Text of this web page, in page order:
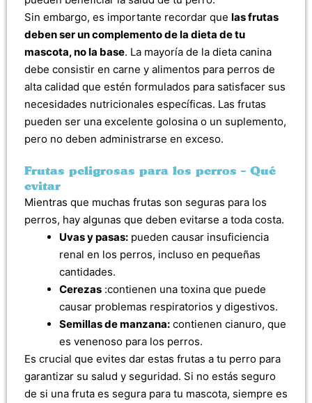
Sin embargo, es importante recordar que las frutas
deben ser un complemento de la dieta de tu
mascota, no la base. La mayoría de la dieta canina
debe consistir en carne y alimentos para perros de
alta calidad que estén formulados para satisfacer sus
necesidades nutricionales específicas. Las frutas
pueden ser una excelente golosina o un suplemento,
pero no deben administrarse en exceso.
Frutas peligrosas para los perros – Qué
evitar
Mientras que muchas frutas son seguras para los
perros, hay algunas que deben evitarse a toda costa.
Uvas y pasas: pueden causar insuficiencia
renal en los perros, incluso en pequeñas
cantidades.
Cerezas :contienen una toxina que puede
causar problemas respiratorios y digestivos.
Semillas de manzana: contienen cianuro, que
es venenoso para los perros.
Es crucial que evites dar estas frutas a tu perro para
garantizar su salud y seguridad. Si no estás seguro
de si una fruta es segura para tu mascota, siempre es